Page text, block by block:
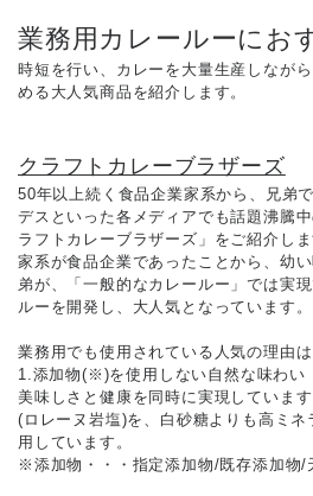
業務用カレールーにお
時短を行い、カレーを大量生産しなが
める大人気商品を紹介します。
クラフトカレーブラザーズ
50年以上続く食品企業家系から、兄弟
デスといった各メディアでも話題沸騰
ラフトカレーブラザーズ」をご紹介しま
家系が食品企業であったことから、幼
弟が、「一般的なカレールー」では実
ルーを開発し、大人気となっています。
業務用でも使用されている人気の理由は
1.添加物(※)を使用しない自然な味わい
美味しさと健康を同時に実現していま
(ロレーヌ岩塩)を、白砂糖よりも高ミ
用しています。
※添加物・・・指定添加物/既存添加物/